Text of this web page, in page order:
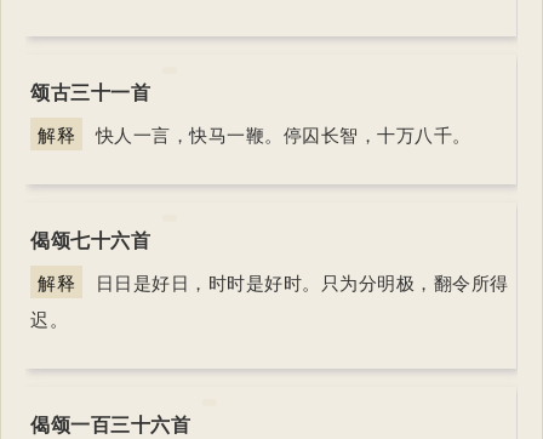
颂古三十一首
解释 快人一言，快马一鞭。停囚长智，十万八千。
偈颂七十六首
解释
日日是好日，时时是好时。只为分明极，翻令所得
迟。
偈颂一百三十六首